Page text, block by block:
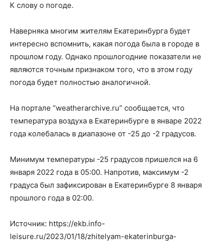
К слову о погоде.
Наверняка многим жителям Екатеринбурга будет
интересно вспомнить, какая погода была в городе в
прошлом году. Однако прошлогодние показатели не
являются точным признаком того, что в этом году
погода будет полностью аналогичной.
На портале “weatherarchive.ru” сообщается, что
температура воздуха в Екатеринбурге в январе 2022
года колебалась в диапазоне от -25 до -2 градусов.
Минимум температуры -25 градусов пришелся на 6
января 2022 года в 05:00. Напротив, максимум -2
градуса был зафиксирован в Екатеринбурге 8 января
прошлого года в 02:00.
Источник: https://ekb.info-
leisure.ru/2023/01/18/zhitelyam-ekaterinburga-